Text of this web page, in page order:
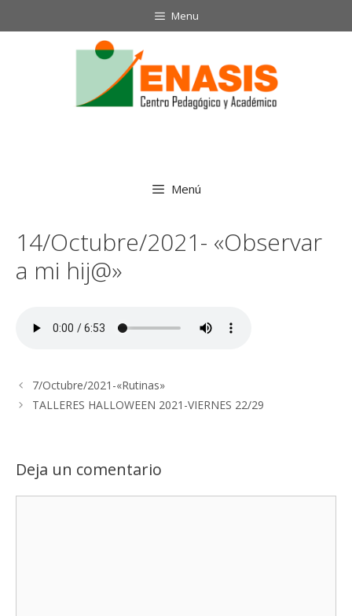
Menu
Menú
14/Octubre/2021- «Observar
a mi hij@»
7/Octubre/2021-«Rutinas»
TALLERES HALLOWEEN 2021-VIERNES 22/29
Deja un comentario